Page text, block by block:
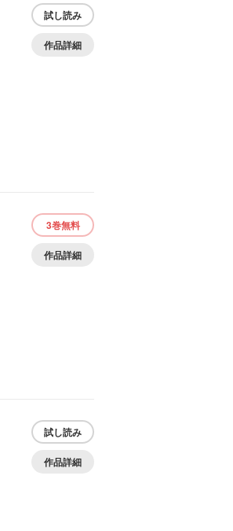
試し読み
作品詳細
3巻無料
作品詳細
試し読み
作品詳細